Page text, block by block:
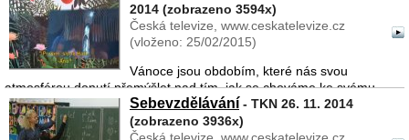
můžeme představit úspěšnou studentku práv, Janu Havlovou.
Uká� ...
2014 (zobrazeno 3594x)
Česká televize, www.ceskatelevize.cz
(vloženo: 25/02/2015)
Vánoce jsou obdobím, které nás svou
atmosférou donutí přemýšlet nad tím, jak se chováme ke svému
okolí a jak se okolí chová k nám. Představme si, že se o Adventu
koná Andělská vánoční pouť, na které se sejdou všichni naši ...
Sebevzdělávání - TKN 26. 11. 2014
(zobrazeno 3936x)